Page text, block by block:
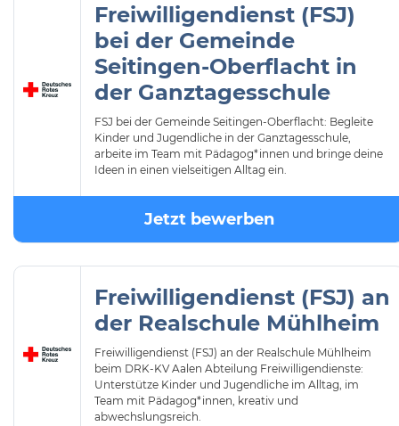
Freiwilligendienst (FSJ)
bei der Gemeinde
Seitingen-Oberflacht in
der Ganztagesschule
FSJ bei der Gemeinde Seitingen-Oberflacht: Begleite
Kinder und Jugendliche in der Ganztagesschule,
arbeite im Team mit Pädagog*innen und bringe deine
Ideen in einen vielseitigen Alltag ein.
Jetzt bewerben
Freiwilligendienst (FSJ) an
der Realschule Mühlheim
Freiwilligendienst (FSJ) an der Realschule Mühlheim
beim DRK-KV Aalen Abteilung Freiwilligendienste:
Unterstütze Kinder und Jugendliche im Alltag, im
Team mit Pädagog*innen, kreativ und
abwechslungsreich.